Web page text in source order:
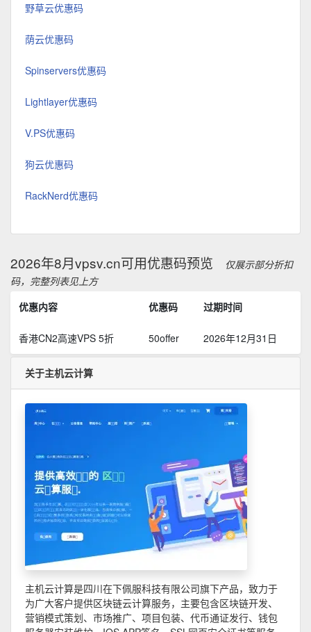
野草云优惠码
荫云优惠码
Spinservers优惠码
Lightlayer优惠码
V.PS优惠码
狗云优惠码
RackNerd优惠码
2026年8月vpsv.cn可用优惠码预览
仅展示部分折扣
码，完整列表见上方
优惠内容
优惠码 过期时间
香港CN2高速VPS 5折 50offer 2026年12月31日
关于主机云计算
主机云计算是四川在下佩服科技有限公司旗下产品，致力于
为广大客户提供区块链云计算服务，主要包含区块链开发、
营销模式策划、市场推广、项目包装、代币通证发行、钱包